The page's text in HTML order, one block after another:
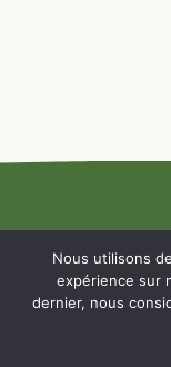
Nous utilisons
expérience sur
dernier, nous